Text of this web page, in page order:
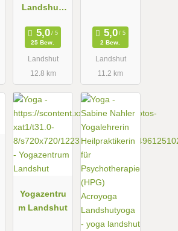
Landshut,
Nahler
25 Bew.
Landshut
12.8 km
2 Bew.
Landshut
11.2 km
Yogazentru
m Landshut